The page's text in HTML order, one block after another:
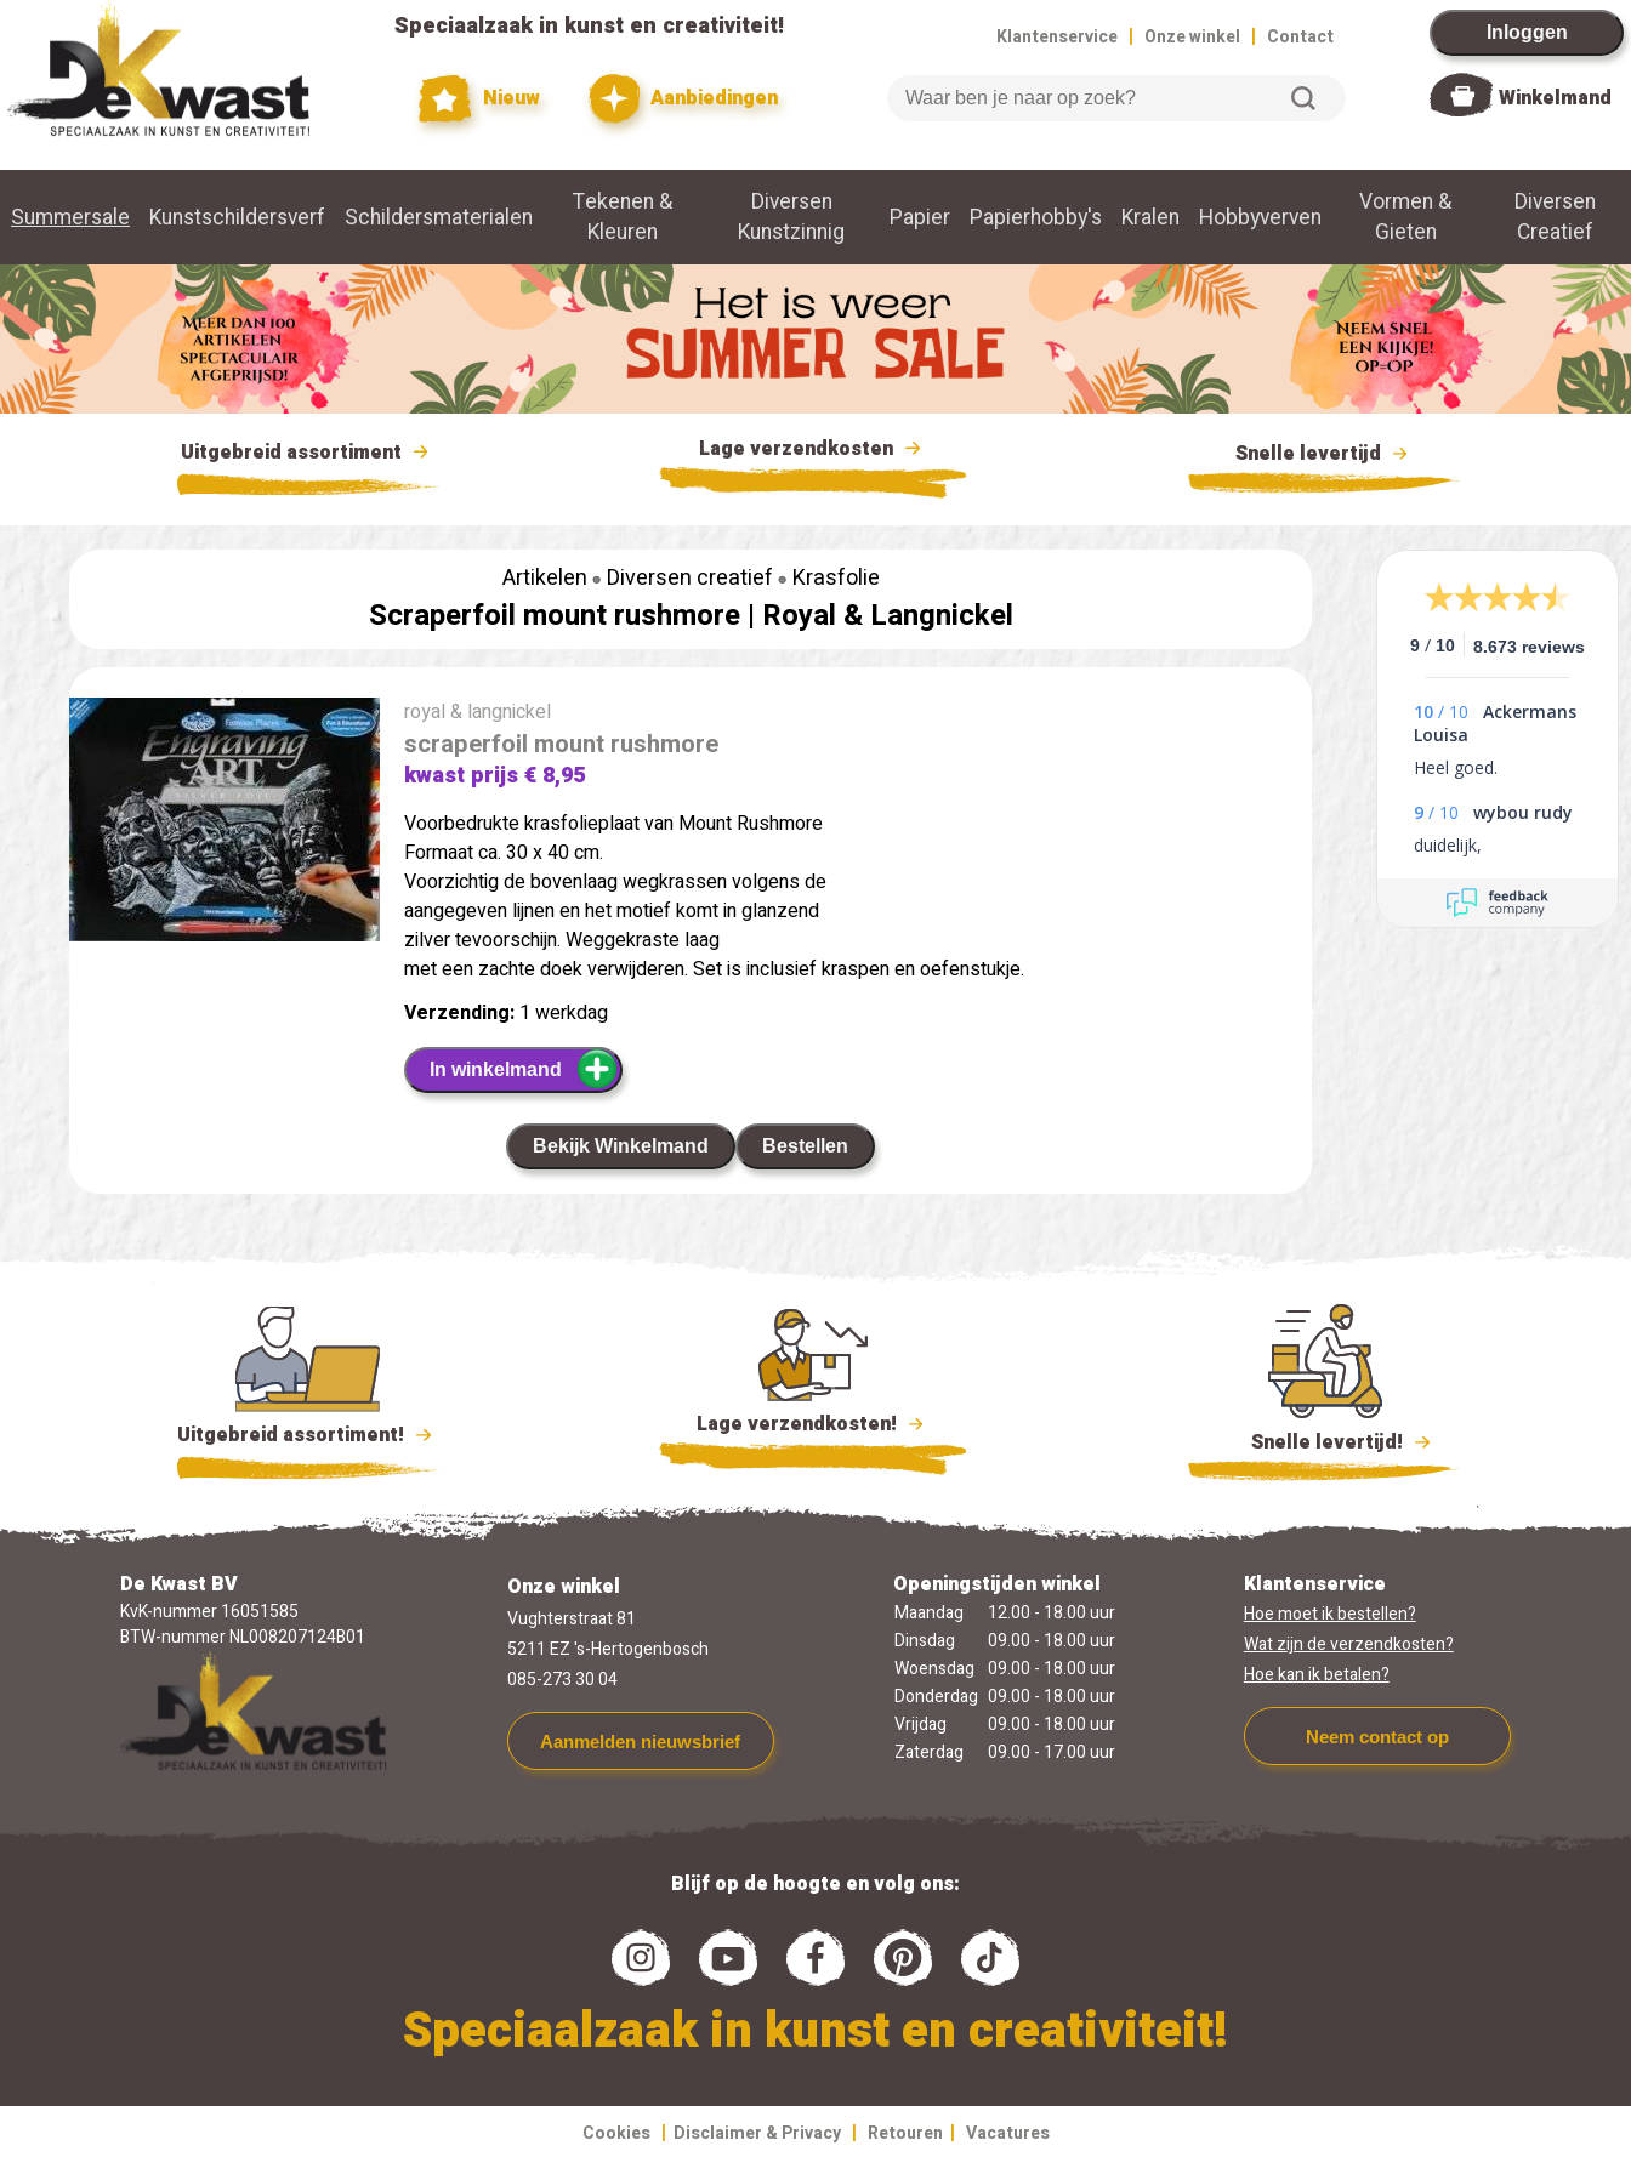
Speciaalzaak in kunst en creativiteit!
Nieuw Aanbiedingen
Klantenservice | Onze winkel | Contact
Zoeken
Inloggen
Winkelmand
Summersale Kunstschildersverf Schildersmaterialen
Tekenen &
Kleuren
Diversen
Kunstzinnig
Papier Papierhobby's Kralen Hobbyverven
Vormen &
Gieten
Diversen
Creatief
Uitgebreid assortiment Lage verzendkosten Snelle levertijd
9 / 10 8.673 reviews
10 / 10
Ackermans
Louisa
Heel goed.
9 / 10
wybou rudy
duidelijk,
Artikelen Diversen creatief Krasfolie
Scraperfoil mount rushmore | Royal & Langnickel
royal & langnickel
scraperfoil mount rushmore
kwast prijs € 8,95
Voorbedrukte krasfolieplaat van Mount Rushmore
Formaat ca. 30 x 40 cm.
Voorzichtig de bovenlaag wegkrassen volgens de
aangegeven lijnen en het motief komt in glanzend
zilver tevoorschijn. Weggekraste laag
met een zachte doek verwijderen. Set is inclusief kraspen en oefenstukje.
Verzending: 1 werkdag
In winkelmand
Bekijk Winkelmand Bestellen
Uitgebreid assortiment! Lage verzendkosten!
Snelle levertijd!
De Kwast BV
KvK-nummer 16051585
BTW-nummer NL008207124B01
Onze winkel
Vughterstraat 81
5211 EZ 's-Hertogenbosch
085-273 30 04
Aanmelden nieuwsbrief
Openingstijden winkel
Maandag
12.00 - 18.00 uur
Dinsdag
09.00 - 18.00 uur
Woensdag 09.00 - 18.00 uur
Donderdag 09.00 - 18.00 uur
Vrijdag
09.00 - 18.00 uur
Zaterdag
09.00 - 17.00 uur
Klantenservice
Hoe moet ik bestellen?
Wat zijn de verzendkosten?
Hoe kan ik betalen?
Neem contact op
Blijf op de hoogte en volg ons:
Speciaalzaak in kunst en creativiteit!
Cookies | Disclaimer & Privacy | Retouren | Vacatures